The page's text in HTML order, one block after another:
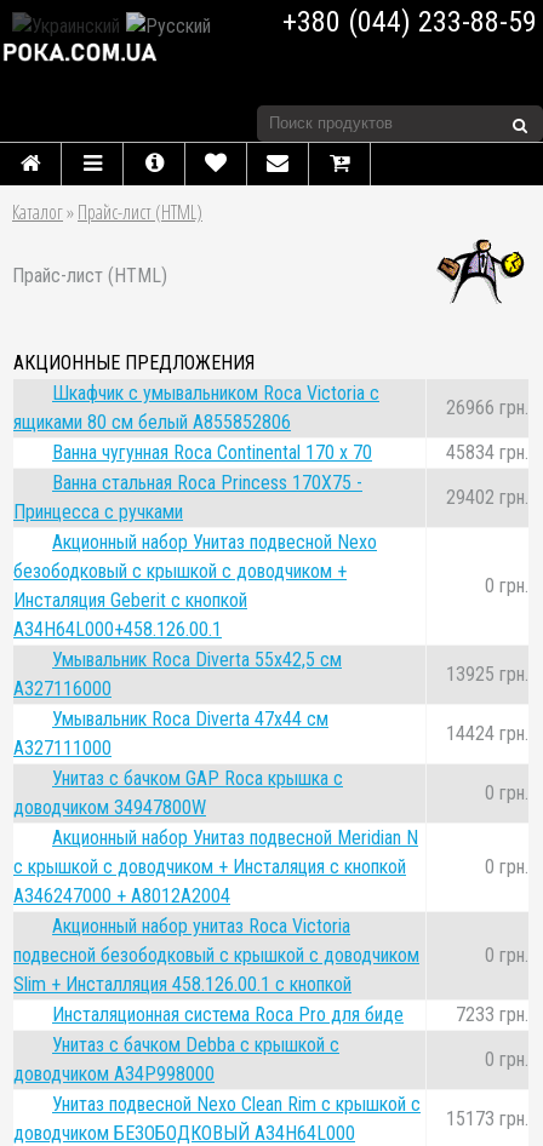
+380 (044) 233-88-59
Каталог»Прайс-лист (HTML)
Прайс-лист (HTML)
АКЦИОННЫЕ ПРЕДЛОЖЕНИЯ
Шкафчик с умывальником Roca Victoria с
ящиками 80 см белый A855852806
26966 грн.
Ванна чугунная Roca Continental 170 x 70
45834 грн.
Ванна стальная Roca Princess 170Х75 -
Принцесса с ручками
29402 грн.
Акционный набор Унитаз подвесной Nexo
безободковый с крышкой с доводчиком +
Инсталяция Geberit с кнопкой
A34H64L000+458.126.00.1
0 грн.
Умывальник Roca Diverta 55x42,5 см
A327116000
13925 грн.
Умывальник Roca Diverta 47x44 см
A327111000
14424 грн.
Унитаз с бачком GAP Roca крышка с
доводчиком 34947800W
0 грн.
Акционный набор Унитаз подвесной Meridian N
с крышкой с доводчиком + Инсталяция с кнопкой
A346247000 + A8012A2004
0 грн.
Акционный набор унитаз Roca Victoria
подвесной безободковый с крышкой с доводчиком
Slim + Инсталляция 458.126.00.1 с кнопкой
0 грн.
Инсталяционная система Roca Pro для биде
7233 грн.
Унитаз с бачком Debba с крышкой с
доводчиком A34P998000
0 грн.
Унитаз подвесной Nexo Clean Rim с крышкой с
доводчиком БЕЗОБОДКОВЫЙ A34H64L000
15173 грн.